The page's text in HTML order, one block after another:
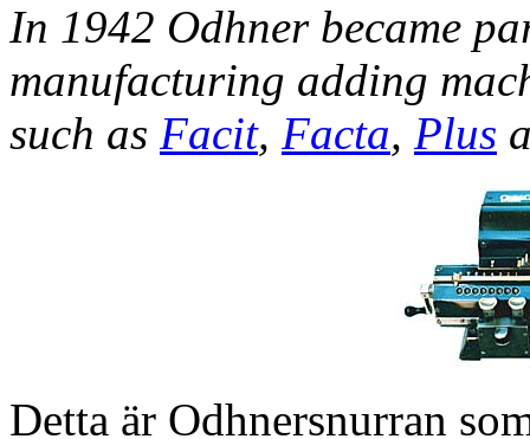
In 1942 Odhner became
manufacturing adding
such as Facit, Facta, Plus
Detta är Odhnersnurran